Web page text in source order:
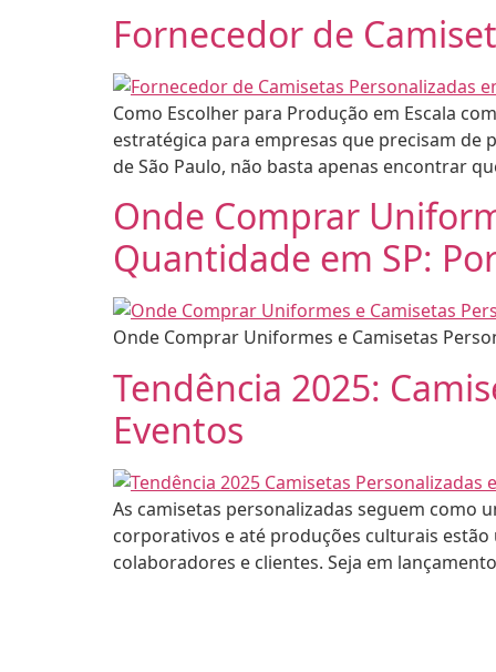
Fornecedor de
Como Escolher para Produção em Escala
estratégica para empresas que precisam
de São Paulo, não basta apenas encontrar
Onde Comprar
Quantidade em SP:
Onde Comprar Uniformes e Camisetas
Tendência 2025:
Eventos
As camisetas personalizadas seguem como
corporativos e até produções culturais
colaboradores e clientes. Seja em